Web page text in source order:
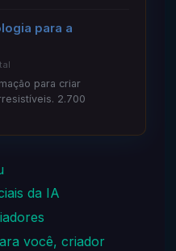
para a
para criar
2.700
da IA
você, criador